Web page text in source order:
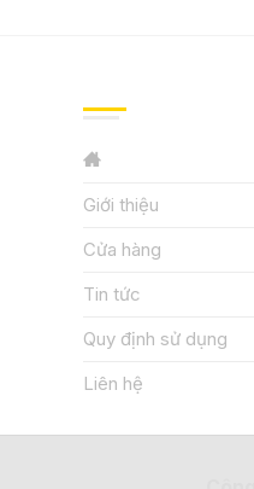
Giới thiệu
Cửa hàng
Tin tức
Quy định sử dụng
Liên hệ